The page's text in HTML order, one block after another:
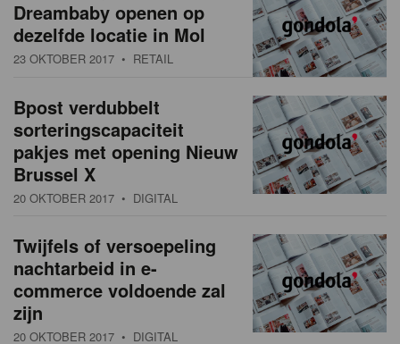
Dreambaby openen op
dezelfde locatie in Mol
23 OKTOBER 2017 • RETAIL
Bpost verdubbelt
sorteringscapaciteit
pakjes met opening Nieuw
Brussel X
20 OKTOBER 2017 • DIGITAL
Twijfels of versoepeling
nachtarbeid in e-
commerce voldoende zal
zijn
20 OKTOBER 2017 • DIGITAL